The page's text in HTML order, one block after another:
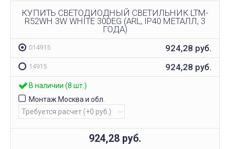
КУПИТЬ СВЕТОДИОДНЫЙ СВЕТИЛЬНИК LTM-
R52WH 3W WHITE 30DEG (ARL, IP40 МЕТАЛЛ, 3
ГОДА)
014915 924,28 руб.
14915 924,28 руб.
В наличии (8 шт.)
Монтаж Москва и обл.
924,28 руб.